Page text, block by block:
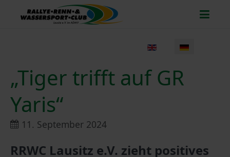
Sprache auswählen
„Tiger trifft auf GR
Yaris“
11. September 2024
RRWC Lausitz e.V. zieht positives